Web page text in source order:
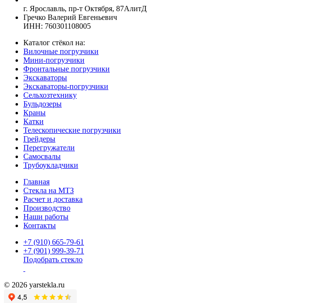
г. Ярославль, пр-т Октября, 87АлитД
Гречко Валерий Евгеньевич
ИНН: 760301108005
Каталог стёкол на:
Вилочные погрузчики
Мини-погрузчики
Фронтальные погрузчики
Экскаваторы
Экскаваторы-погрузчики
Сельхозтехнику
Бульдозеры
Краны
Катки
Телескопические погрузчики
Грейдеры
Перегружатели
Самосвалы
Трубоукладчики
Главная
Стекла на МТЗ
Расчет и доставка
Производство
Наши работы
Контакты
+7 (910) 665-79-61
+7 (901) 999-39-71
Подобрать стекло
© 2026 yarstekla.ru